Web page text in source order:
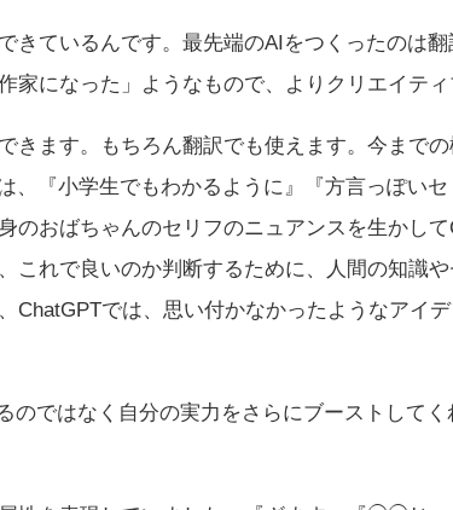
きているんです。最先端のAIをつくったのは
家になった」ようなもので、よりクリエイティ
きます。もちろん翻訳でも使えます。今まで
、『小学生でもわかるように』『方言っぽい
のおばちゃんのセリフのニュアンスを生かし
これで良いのか判断するために、人間の知識
ChatGPTでは、思い付かなかったようなアイ
ではなく自分の実力をさらにブーストして